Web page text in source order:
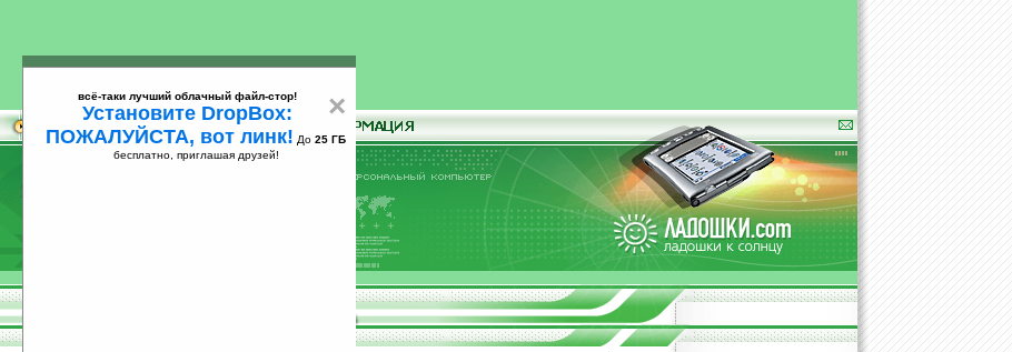
25
×
всё-таки лучший облачный файл-стор!
Установите DropBox:
ПОЖАЛУЙСТА, вот линк! До 25 ГБ
бесплатно, приглашая друзей!